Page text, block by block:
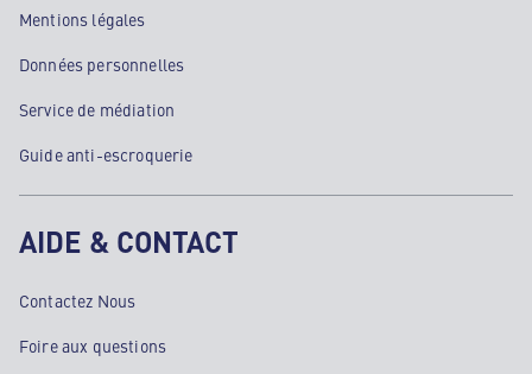
Mentions légales
Données personnelles
Service de médiation
Guide anti-escroquerie
AIDE & CONTACT
Contactez Nous
Foire aux questions